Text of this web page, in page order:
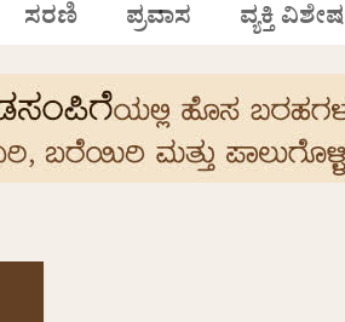
ಸರಣಿ ಪ್ರವಾಸ ವ್ಯಕ್ತಿ ವಿಶೇಷ